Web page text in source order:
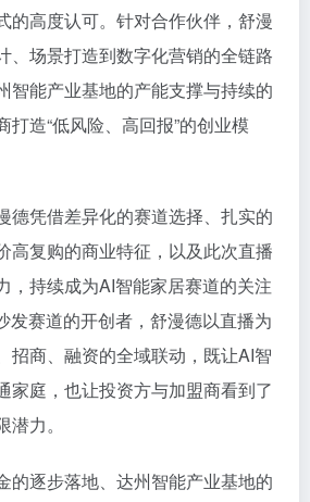
的高度认可。针对合作伙伴，舒漫
、场景打造到数字化营销的全链路
智能产业基地的产能支撑与持续的
打造“低风险、高回报”的创业模
德凭借差异化的赛道选择、扎实的
高复购的商业特征，以及此次直播
，持续成为AI智能家居赛道的关注
发赛道的开创者，舒漫德以直播为
招商、融资的全域联动，既让AI智
家庭，也让投资方与加盟商看到了
力。
的逐步落地、达州智能产业基地的